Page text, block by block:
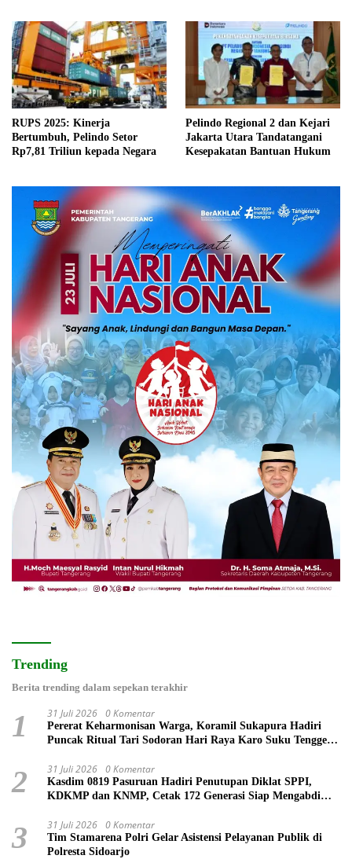
RUPS 2025: Kinerja
Bertumbuh, Pelindo Setor
Rp7,81 Triliun kepada Negara
Pelindo Regional 2 dan Kejari
Jakarta Utara Tandatangani
Kesepakatan Bantuan Hukum
Trending
Berita trending dalam sepekan terakhir
1 31 Juli 2026 0 Komentar
Pererat Keharmonisan Warga, Koramil Sukapura Hadiri
Puncak Ritual Tari Sodoran Hari Raya Karo Suku Tengger
2 31 Juli 2026 0 Komentar
Kasdim 0819 Pasuruan Hadiri Penutupan Diklat SPPI,
KDKMP dan KNMP, Cetak 172 Generasi Siap Mengabdi
3 31 Juli 2026 0 Komentar
Tim Stamarena Polri Gelar Asistensi Pelayanan Publik di
Polresta Sidoarjo